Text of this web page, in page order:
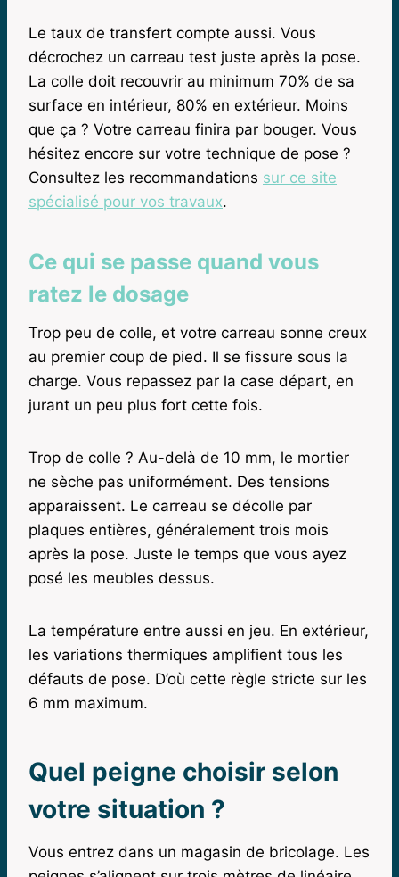
Le taux de transfert compte aussi. Vous
décrochez un carreau test juste après la pose.
La colle doit recouvrir au minimum 70% de sa
surface en intérieur, 80% en extérieur. Moins
que ça ? Votre carreau finira par bouger. Vous
hésitez encore sur votre technique de pose ?
Consultez les recommandations sur ce site
spécialisé pour vos travaux.
Ce qui se passe quand vous
ratez le dosage
Trop peu de colle, et votre carreau sonne creux
au premier coup de pied. Il se fissure sous la
charge. Vous repassez par la case départ, en
jurant un peu plus fort cette fois.
Trop de colle ? Au-delà de 10 mm, le mortier
ne sèche pas uniformément. Des tensions
apparaissent. Le carreau se décolle par
plaques entières, généralement trois mois
après la pose. Juste le temps que vous ayez
posé les meubles dessus.
La température entre aussi en jeu. En extérieur,
les variations thermiques amplifient tous les
défauts de pose. D’où cette règle stricte sur les
6 mm maximum.
Quel peigne choisir selon
votre situation ?
Vous entrez dans un magasin de bricolage. Les